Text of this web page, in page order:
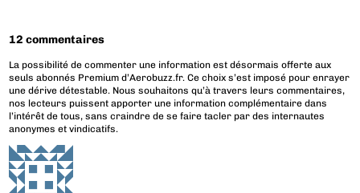
12 commentaires
La possibilité de commenter une information est désormais offerte aux
seuls abonnés Premium d’Aerobuzz.fr. Ce choix s’est imposé pour enrayer
une dérive détestable. Nous souhaitons qu’à travers leurs commentaires,
nos lecteurs puissent apporter une information complémentaire dans
l’intérêt de tous, sans craindre de se faire tacler par des internautes
anonymes et vindicatifs.